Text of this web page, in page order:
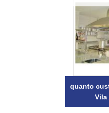
quanto
Vila